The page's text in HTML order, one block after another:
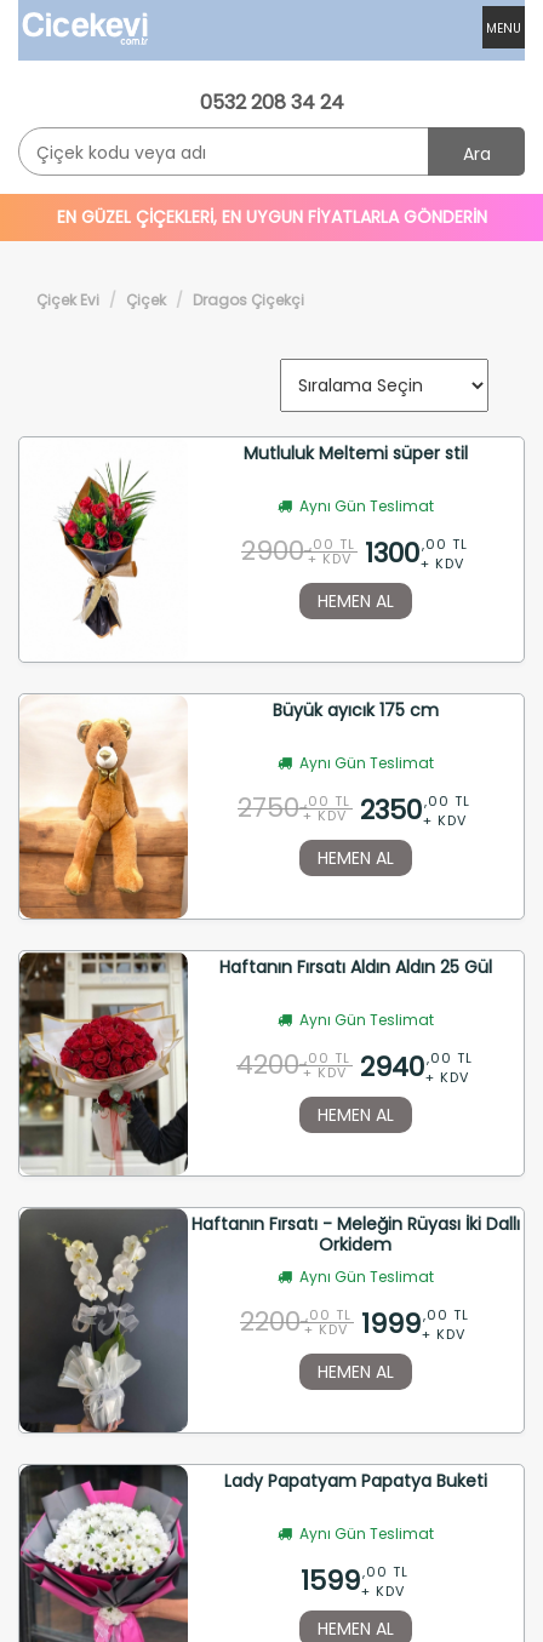
MENU
0532 208 34 24
Ara
EN GÜZEL ÇİÇEKLERİ, EN UYGUN FİYATLARLA GÖNDERİN
Çiçek Evi Çiçek Dragos Çiçekçi
Mutluluk Meltemi süper stil
Aynı Gün Teslimat
2900 ,00 TL
+ KDV 1300,00 TL
+ KDV
HEMEN AL
Büyük ayıcık 175 cm
Aynı Gün Teslimat
2750 ,00 TL
+ KDV 2350,00 TL
+ KDV
HEMEN AL
Haftanın Fırsatı Aldın Aldın 25 Gül
Aynı Gün Teslimat
4200 ,00 TL
+ KDV 2940,00 TL
+ KDV
HEMEN AL
Haftanın Fırsatı - Meleğin Rüyası İki Dallı
Orkidem
Aynı Gün Teslimat
2200 ,00 TL
+ KDV 1999,00 TL
+ KDV
HEMEN AL
Lady Papatyam Papatya Buketi
Aynı Gün Teslimat
1599,00 TL
+ KDV
HEMEN AL